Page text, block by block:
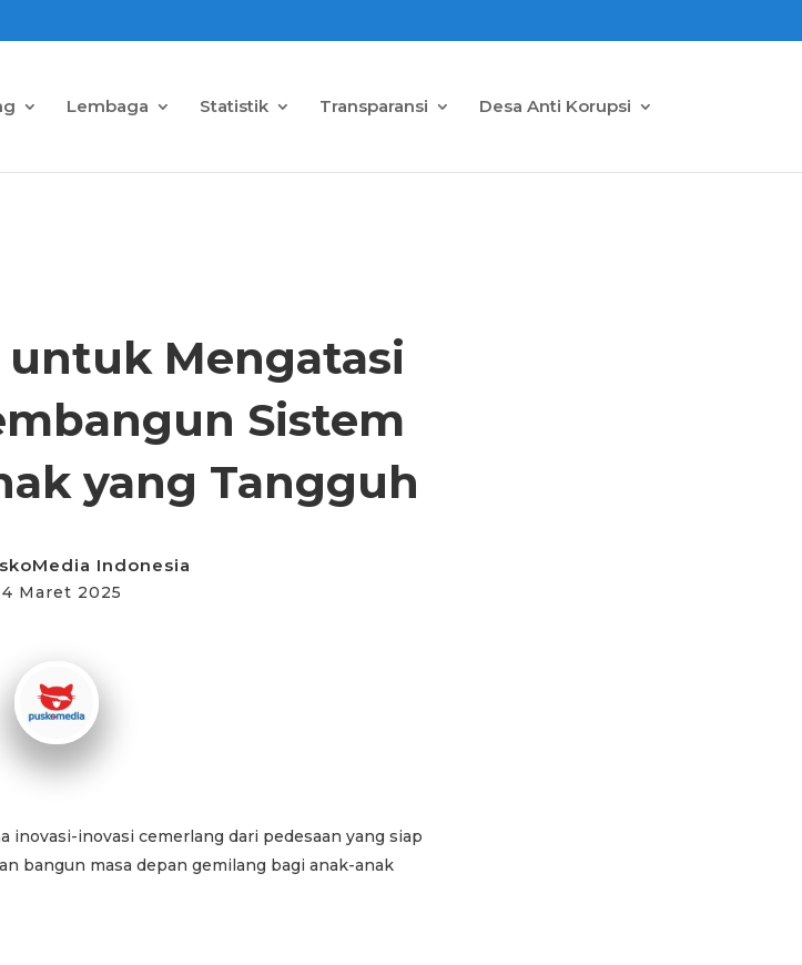
Lembaga Statistik Transparansi Desa Anti Korupsi
untuk Mengatasi
Sistem
yang Tangguh
Indonesia
Maret 2025
inovasi-inovasi cemerlang dari pedesaan yang siap
bangun masa depan gemilang bagi anak-anak